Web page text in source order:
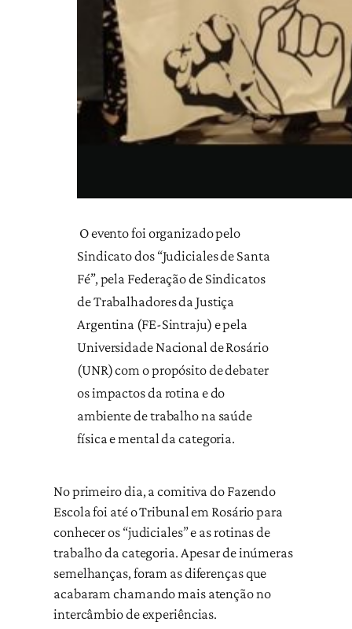
O evento foi organizado pelo
Sindicato dos “Judiciales de Santa
Fé”, pela Federação de Sindicatos
de Trabalhadores da Justiça
Argentina (FE-Sintraju) e pela
Universidade Nacional de Rosário
(UNR) com o propósito de debater
os impactos da rotina e do
ambiente de trabalho na saúde
física e mental da categoria.
No primeiro dia, a comitiva do Fazendo
Escola foi até o Tribunal em Rosário para
conhecer os “judiciales” e as rotinas de
trabalho da categoria. Apesar de inúmeras
semelhanças, foram as diferenças que
acabaram chamando mais atenção no
intercâmbio de experiências.